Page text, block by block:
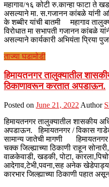
महागाव/१६ कोटी रु.कान्हा फाटा ते
असल्याने मा. स.गजानन कांबळे यांनी
के शब्बीर यांची बातमी महागाव
विरोधात मा सभापती गजानन कांबळे
असल्याने कार्यकारी अभियंता प्रिया
ताज्या घडामोडी
हिमायतनगर तालुक्यातील
ठिकाणावरून करतात अपडाऊन.
Posted on June 21, 2022 Author
हिमायतनगर तालुक्यातील शासकीय
अपडाऊन. हिमायतनगर / विकास
सामान्य जातेची मागणी हिमायतनगर
चक्क जिल्ह्याच्या ठिकाणी राहून
वाळकेवाडी, खडकी, पोटा,
आदेगाव,टेभी,पवना,सह अनेक
कारभार जिल्ह्याच्या ठिकाणी पहात